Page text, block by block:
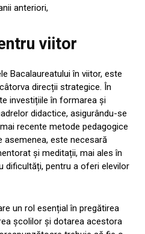
anteriori,
viitor
Bacalaureatului în viitor, este
direcții strategice. În
investițiile în formarea și
didactice, asigurându-se
recente metode pedagogice
asemenea, este necesară
și meditații, mai ales în
dificultăți, pentru a oferi elevilor
un rol esențial în pregătirea
școlilor și dotarea acestora